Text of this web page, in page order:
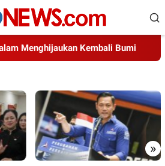
Menghijaukan Kembali Bumi
»